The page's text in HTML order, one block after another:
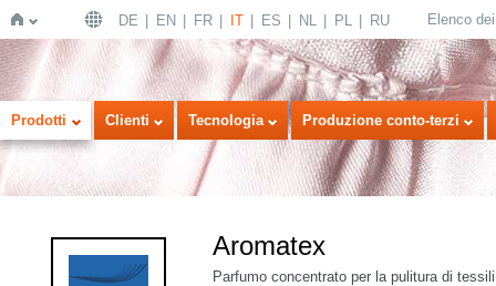
Home
DE EN FR IT ES NL PL RU Elenco
Prodotti Clienti Tecnologia Produzione conto-terzi
Aromatex
Parfumo concentrato per la pulitura di